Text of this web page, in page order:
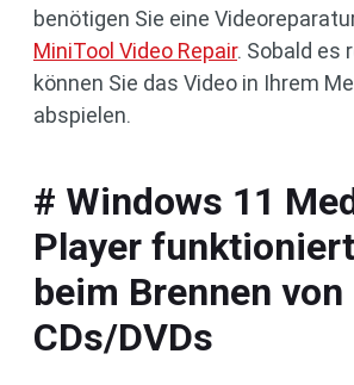
benötigen Sie eine
MiniTool Video Repair. Sobald es
können Sie das Video in Ihrem
abspielen.
# Windows 11
Player
beim Brennen von
CDs/DVDs